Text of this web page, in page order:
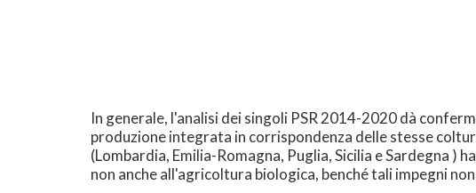
In generale, l'analisi dei singoli PSR 2014-2020 dà
produzione integrata in corrispondenza delle stesse
(Lombardia, Emilia-Romagna, Puglia, Sicilia e Sardegna
non anche all'agricoltura biologica, benché tali impegni